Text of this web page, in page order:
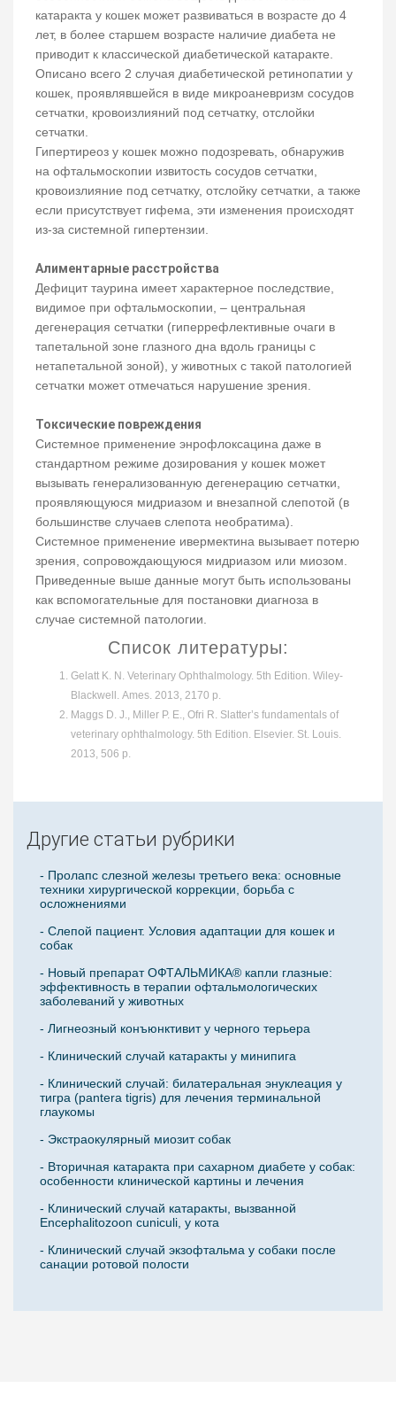
катаракта у кошек может развиваться в возрасте до 4
лет, в более старшем возрасте наличие диабета не
приводит к классической диабетической катаракте.
Описано всего 2 случая диабетической ретинопатии у
кошек, проявлявшейся в виде микроаневризм сосудов
сетчатки, кровоизлияний под сетчатку, отслойки
сетчатки.
Гипертиреоз у кошек можно подозревать, обнаружив
на офтальмоскопии извитость сосудов сетчатки,
кровоизлияние под сетчатку, отслойку сетчатки, а также
если присутствует гифема, эти изменения происходят
из-за системной гипертензии.
Алиментарные расстройства
Дефицит таурина имеет характерное последствие,
видимое при офтальмоскопии, – центральная
дегенерация сетчатки (гиперрефлективные очаги в
тапетальной зоне глазного дна вдоль границы с
нетапетальной зоной), у животных с такой патологией
сетчатки может отмечаться нарушение зрения.
Токсические повреждения
Системное применение энрофлоксацина даже в
стандартном режиме дозирования у кошек может
вызывать генерализованную дегенерацию сетчатки,
проявляющуюся мидриазом и внезапной слепотой (в
большинстве случаев слепота необратима).
Системное применение ивермектина вызывает потерю
зрения, сопровождающуюся мидриазом или миозом.
Приведенные выше данные могут быть использованы
как вспомогательные для постановки диагноза в
случае системной патологии.
Список литературы:
Gelatt K. N. Veterinary Ophthalmology. 5th Edition. Wiley-
Blackwell. Ames. 2013, 2170 p.
Maggs D. J., Miller P. E., Ofri R. Slatter’s fundamentals of
veterinary ophthalmology. 5th Edition. Elsevier. St. Louis.
2013, 506 p.
Другие статьи рубрики
- Пролапс слезной железы третьего века: основные
техники хирургической коррекции, борьба с
осложнениями
- Слепой пациент. Условия адаптации для кошек и
собак
- Новый препарат ОФТАЛЬМИКА® капли глазные:
эффективность в терапии офтальмологических
заболеваний у животных
- Лигнеозный конъюнктивит у черного терьера
- Клинический случай катаракты у минипига
- Клинический случай: билатеральная энуклеация у
тигра (pantera tigris) для лечения терминальной
глаукомы
- Экстраокулярный миозит собак
- Вторичная катаракта при сахарном диабете у собак:
особенности клинической картины и лечения
- Клинический случай катаракты, вызванной
Encephalitozoon cuniculi, у кота
- Клинический случай экзофтальма у собаки после
санации ротовой полости